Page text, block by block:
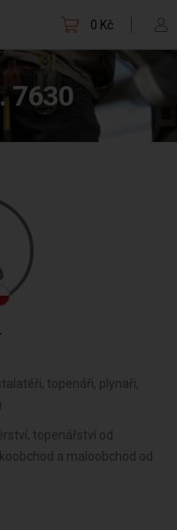
0 Kč
7630
topenáři, plynaři,
topenářství od
a maloobchod od